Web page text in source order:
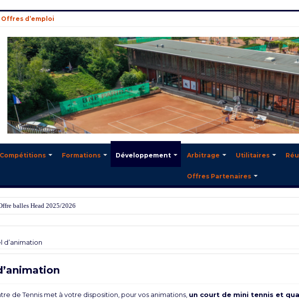
Offres d’emploi
Compétitions Formations Développement Arbitrage Utilitaires
Offres Partenaires
balles Head 2025/2026
d’animation
de Tennis met à votre disposition, pour vos animations, un court de mini tennis et